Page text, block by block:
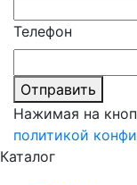
Телефон
Отправить
Нажимая на
политикой
Каталог